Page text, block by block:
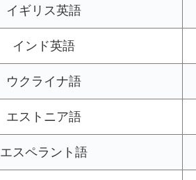
イギリス英語
インド英語
ウクライナ語
エストニア語
エスペラント語